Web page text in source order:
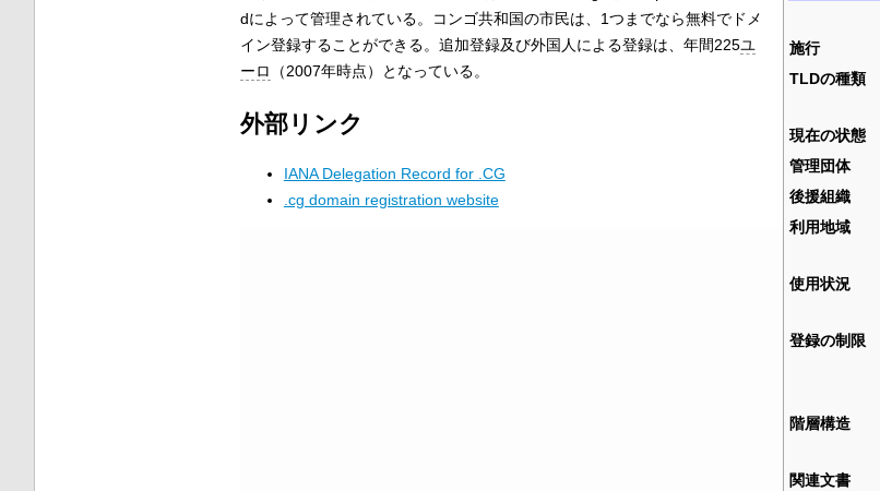
施行
TLDの種類
現在の状態
管理団体
後援組織
利用地域
使用状況
登録の制限
階層構造
関連文書
dによって管理されている。コンゴ共和国の市民は、1つまでなら無料でドメ
イン登録することができる。追加登録及び外国人による登録は、年間225ユ
ーロ
（2007年時点）となっている。
外部リンク
IANA Delegation Record for .CG
.cg domain registration website